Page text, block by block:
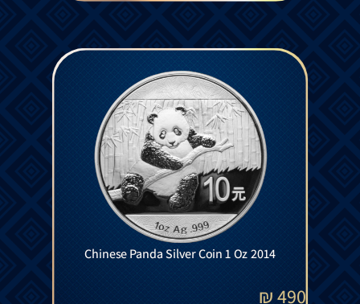
Chinese Panda Silver Coin 1 Oz 2014
490
₪